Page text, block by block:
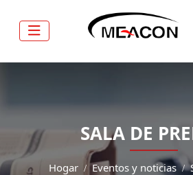
SALA DE
Hogar Eventos y noticias